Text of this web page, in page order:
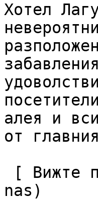
Хотел
алея и
от
nas)